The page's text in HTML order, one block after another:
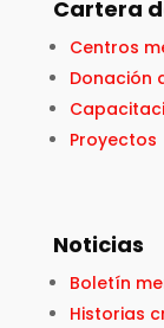
Cartera
Centros
Donación
Proyectos
Noticias
Boletín
Historias